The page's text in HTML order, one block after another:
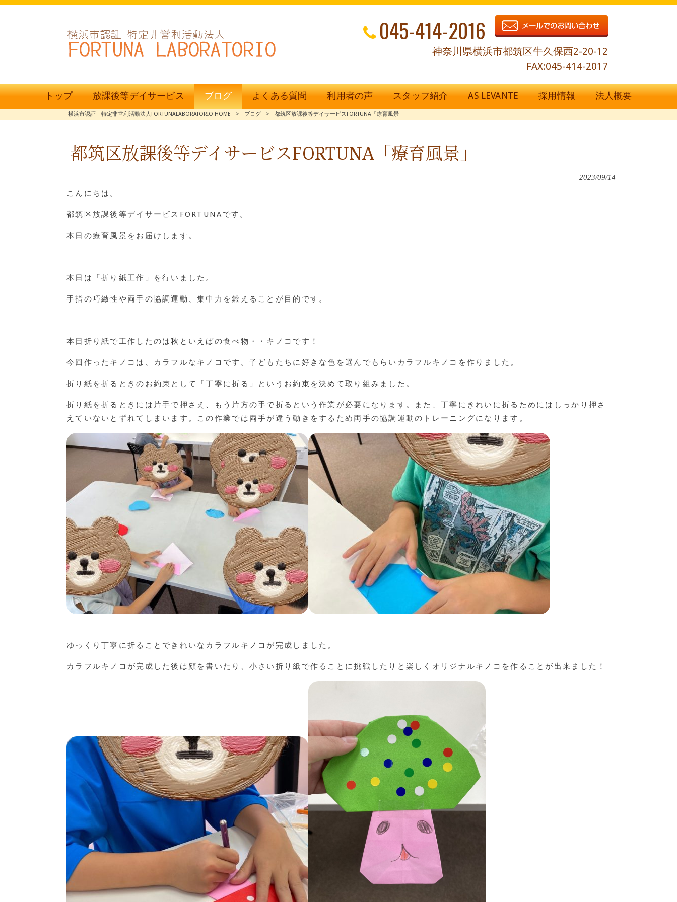
045-414-2016
神奈川県横浜市都筑区牛久保西2-20-12
FAX:045-414-2017
トップ 放課後等デイサービス ブログ よくある質問 利用者の声 スタッフ紹介 AS LEVANTE 採用情報 法人概要
横浜市認証 特定非営利活動法人FORTUNALABORATORIO HOME > ブログ > 都筑区放課後等デイサービスFORTUNA「療育風景」
都筑区放課後等デイサービスFORTUNA「療育風景」
2023/09/14
こんにちは。
都筑区放課後等デイサービスFORTUNAです。
本日の療育風景をお届けします。
本日は「折り紙工作」を行いました。
手指の巧緻性や両手の協調運動、集中力を鍛えることが目的です。
本日折り紙で工作したのは秋といえばの食べ物・・キノコです！
今回作ったキノコは、カラフルなキノコです。子どもたちに好きな色を選んでもらいカラフルキノコを作りました。
折り紙を折るときのお約束として「丁寧に折る」というお約束を決めて取り組みました。
折り紙を折るときには片手で押さえ、もう片方の手で折るという作業が必要になります。また、丁寧にきれいに折るためにはしっかり押さ
えていないとずれてしまいます。この作業では両手が違う動きをするため両手の協調運動のトレーニングになります。
ゆっくり丁寧に折ることできれいなカラフルキノコが完成しました。
カラフルキノコが完成した後は顔を書いたり、小さい折り紙で作ることに挑戦したりと楽しくオリジナルキノコを作ることが出来ました！